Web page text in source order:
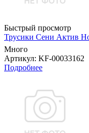
Быстрый просмотр
Трусики Сени Актив
Много
Артикул: KF-00033162
Подробнее